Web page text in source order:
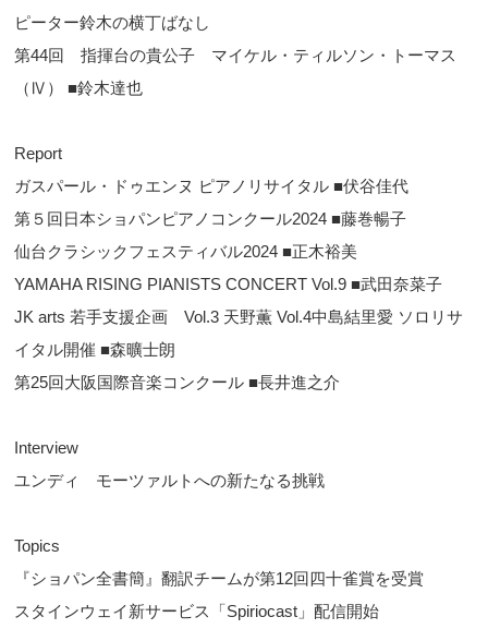
ピーター鈴木の横丁ばなし
第44回 指揮台の貴公子 マイケル・ティルソン・トーマス
（Ⅳ） ■鈴木達也
Report
ガスパール・ドゥエンヌ ピアノリサイタル ■伏谷佳代
第５回日本ショパンピアノコンクール2024 ■藤巻暢子
仙台クラシックフェスティバル2024 ■正木裕美
YAMAHA RISING PIANISTS CONCERT Vol.9 ■武田奈菜子
JK arts 若手支援企画 Vol.3 天野薫 Vol.4中島結里愛 ソロリサ
イタル開催 ■森曠士朗
第25回大阪国際音楽コンクール ■長井進之介
Interview
ユンディ モーツァルトへの新たなる挑戦
Topics
『ショパン全書簡』翻訳チームが第12回四十雀賞を受賞
スタインウェイ新サービス「Spiriocast」配信開始